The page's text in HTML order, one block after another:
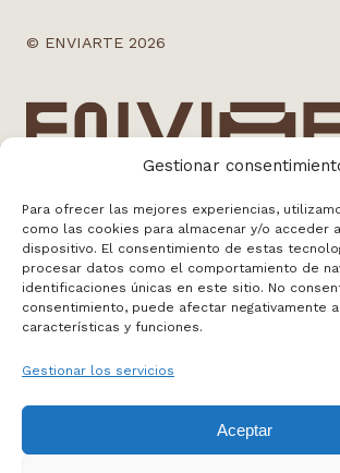
Gestionar
Para ofrecer las mejores experiencias,
como las cookies para almacenar y/o acceder
dispositivo. El consentimiento de estas
procesar datos como el comportamiento de
identificaciones únicas en este sitio. No
consentimiento, puede afectar negativamente
características y funciones.
Gestionar los servicios
Aceptar
© ENVIARTE 2026
info@enviarte.art
+34 613 010 384
Madrid
WEB BY NOSOTROS